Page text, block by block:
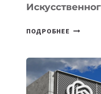
ПОДРОБНЕЕ
ЗАДАЧИ
ПО